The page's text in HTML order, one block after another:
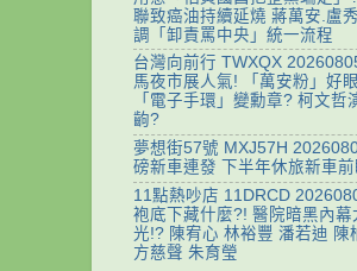
聯致癌油持續延燒 蔣萬安.盧
調「卸責罵中央」統一流程
台灣向前行 TWXQX
馬夜市展人氣! 「萬安粉」好
「電子手環」變勳章? 柯文哲
齣?
夢想街57號 MXJ57H
磅新車連發 下半年休旅新車前
11點熱吵店 11DRCD
袍底下藏什麼?! 醫院暗黑內幕
光!? 陳宥心 林裕豐 潘若迪 陳
方慈聲 朱育瑩